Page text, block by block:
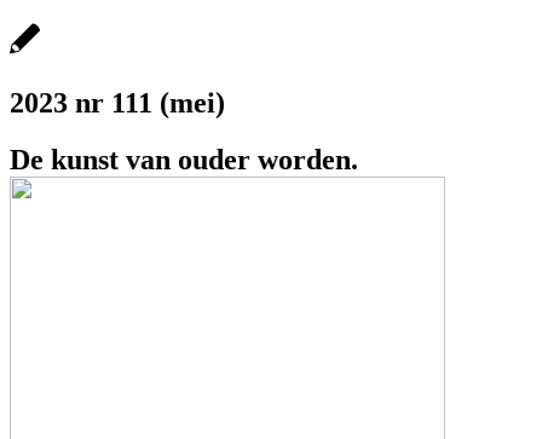
2023 nr 111 (mei)
De kunst van ouder worden.